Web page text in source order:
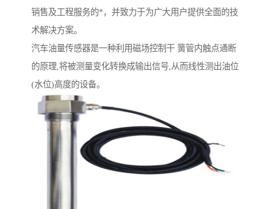
销售及工程服务的*，并致力于为广大用户提供全面的技
术解决方案。
汽车油量传感器是一种利用磁场控制干 簧管内触点通断
的原理,将被测量变化转换成输出信号,从而线性测出油位
(水位)高度的设备。